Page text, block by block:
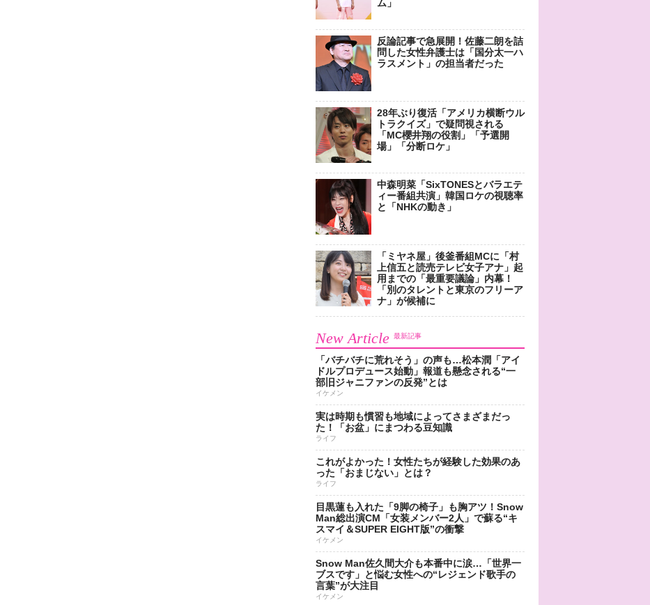
ム」
反論記事で急展開！佐藤二朗を詰
問した女性弁護士は「国分太一ハ
ラスメント」の担当者だった
28年ぶり復活「アメリカ横断ウル
トラクイズ」で疑問視される
「MC櫻井翔の役割」「予選開
場」「分断ロケ」
中森明菜「SixTONESとバラエテ
ィー番組共演」韓国ロケの視聴率
と「NHKの動き」
「ミヤネ屋」後釜番組MCに「村
上信五と読売テレビ女子アナ」起
用までの「最重要議論」内幕！
「別のタレントと東京のフリーア
ナ」が候補に
New Article 最新記事
「バチバチに荒れそう」の声も…松本潤「アイ
ドルプロデュース始動」報道も懸念される“一
部旧ジャニファンの反発”とは
イケメン
実は時期も慣習も地域によってさまざまだっ
た！「お盆」にまつわる豆知識
ライフ
これがよかった！女性たちが経験した効果のあ
った「おまじない」とは？
ライフ
目黒蓮も入れた「9脚の椅子」も胸アツ！Snow
Man総出演CM「女装メンバー2人」で蘇る“キ
スマイ＆SUPER EIGHT版”の衝撃
イケメン
Snow Man佐久間大介も本番中に涙…「世界一
ブスです」と悩む女性への“レジェンド歌手の
言葉”が大注目
イケメン